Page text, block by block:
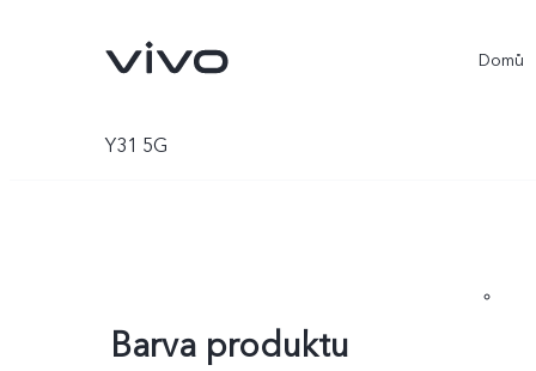
Domů
Y31 5G
Barva produktu